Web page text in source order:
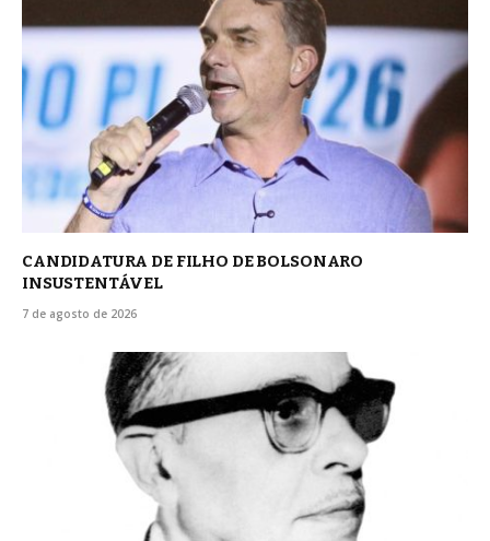
CANDIDATURA DE FILHO DE BOLSONARO
INSUSTENTÁVEL
7 de agosto de 2026